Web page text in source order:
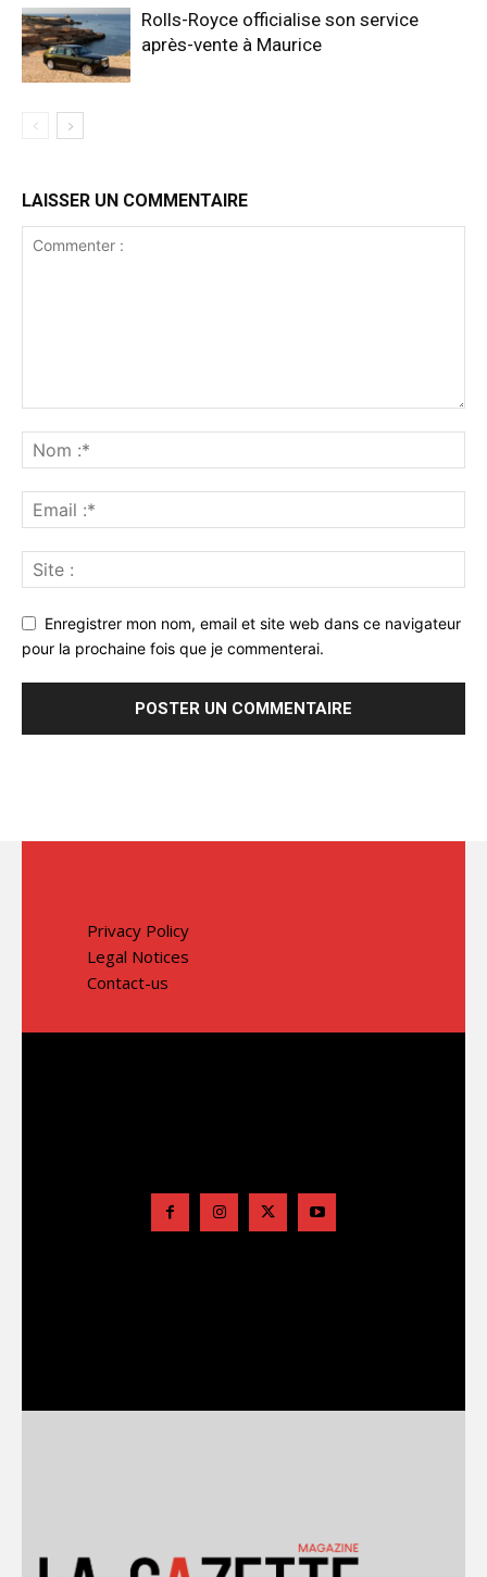
Rolls-Royce officialise son service
après-vente à Maurice
LAISSER UN COMMENTAIRE
Enregistrer mon nom, email et site web dans ce navigateur
pour la prochaine fois que je commenterai.
Privacy Policy
Legal Notices
Contact-us